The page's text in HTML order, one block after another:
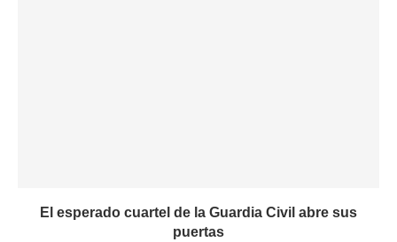
El esperado cuartel de la Guardia Civil abre sus
puertas